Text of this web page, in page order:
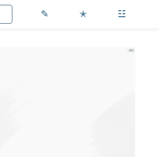
✎ ✭ ☳